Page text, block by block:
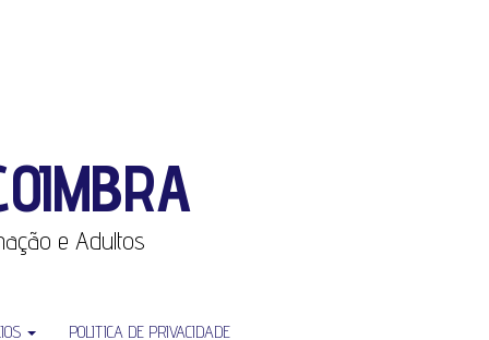
e Adultos
POLITICA DE PRIVACIDADE